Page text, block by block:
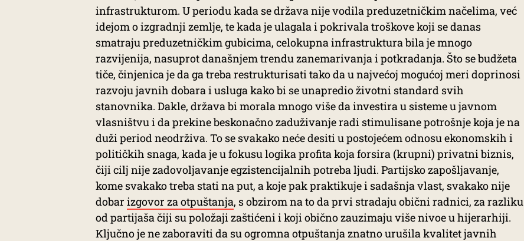
infrastrukturom. U periodu kada se država nije vodila preduzetničkim načelima, već
idejom o izgradnji zemlje, te kada je ulagala i pokrivala troškove koji se danas
smatraju preduzetničkim gubicima, celokupna infrastruktura bila je mnogo
razvijenija, nasuprot današnjem trendu zanemarivanja i potkradanja. Što se budžeta
tiče, činjenica je da ga treba restrukturisati tako da u najvećoj mogućoj meri doprinosi
razvoju javnih dobara i usluga kako bi se unapredio životni standard svih
stanovnika. Dakle, država bi morala mnogo više da investira u sisteme u javnom
vlasništvu i da prekine beskonačno zaduživanje radi stimulisane potrošnje koja je na
duži period neodrživa. To se svakako neće desiti u postojećem odnosu ekonomskih i
političkih snaga, kada je u fokusu logika profita koja forsira (krupni) privatni biznis,
čiji cilj nije zadovoljavanje egzistencijalnih potreba ljudi. Partijsko zapošljavanje,
kome svakako treba stati na put, a koje pak praktikuje i sadašnja vlast, svakako nije
dobar izgovor za otpuštanja, s obzirom na to da prvi stradaju obični radnici, za razliku
od partijaša čiji su položaji zaštićeni i koji obično zauzimaju više nivoe u hijerarhiji.
Ključno je ne zaboraviti da su ogromna otpuštanja znatno urušila kvalitet javnih